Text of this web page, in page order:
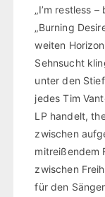
„I’m restless
„Burning
weiten
Sehnsucht
unter den
jedes Tim
LP handelt,
zwischen
mitreißendem
zwischen
für den